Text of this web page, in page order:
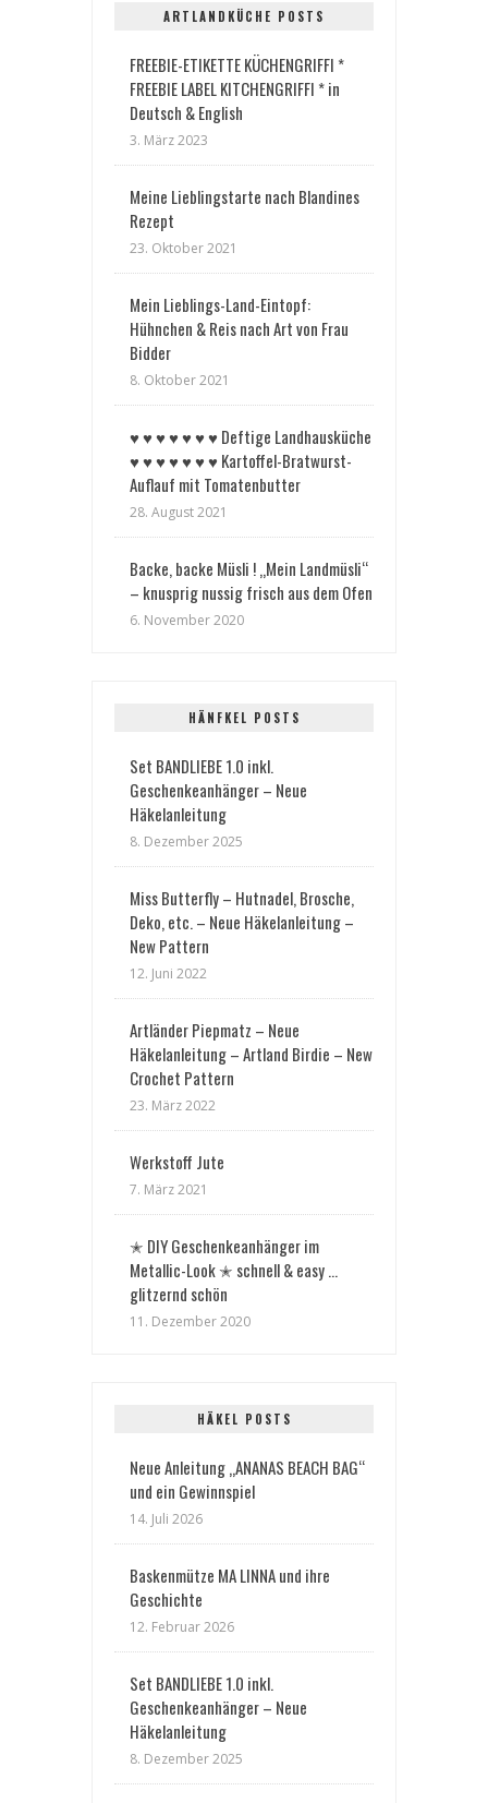
ARTLANDKÜCHE POSTS
FREEBIE-ETIKETTE KÜCHENGRIFFI *
FREEBIE LABEL KITCHENGRIFFI * in
Deutsch & English
3. März 2023
Meine Lieblingstarte nach Blandines
Rezept
23. Oktober 2021
Mein Lieblings-Land-Eintopf:
Hühnchen & Reis nach Art von Frau
Bidder
8. Oktober 2021
♥︎ ♥︎ ♥︎ ♥︎ ♥︎ ♥︎ ♥︎ Deftige Landhausküche
♥︎ ♥︎ ♥︎ ♥︎ ♥︎ ♥︎ ♥︎ Kartoffel-Bratwurst-
Auflauf mit Tomatenbutter
28. August 2021
Backe, backe Müsli ! „Mein Landmüsli“
– knusprig nussig frisch aus dem Ofen
6. November 2020
HÄNFKEL POSTS
Set BANDLIEBE 1.0 inkl.
Geschenkeanhänger – Neue
Häkelanleitung
8. Dezember 2025
Miss Butterfly – Hutnadel, Brosche,
Deko, etc. – Neue Häkelanleitung –
New Pattern
12. Juni 2022
Artländer Piepmatz – Neue
Häkelanleitung – Artland Birdie – New
Crochet Pattern
23. März 2022
Werkstoff Jute
7. März 2021
✭ DIY Geschenkeanhänger im
Metallic-Look ✭ schnell & easy …
glitzernd schön
11. Dezember 2020
HÄKEL POSTS
Neue Anleitung „ANANAS BEACH BAG“
und ein Gewinnspiel
14. Juli 2026
Baskenmütze MA LINNA und ihre
Geschichte
12. Februar 2026
Set BANDLIEBE 1.0 inkl.
Geschenkeanhänger – Neue
Häkelanleitung
8. Dezember 2025